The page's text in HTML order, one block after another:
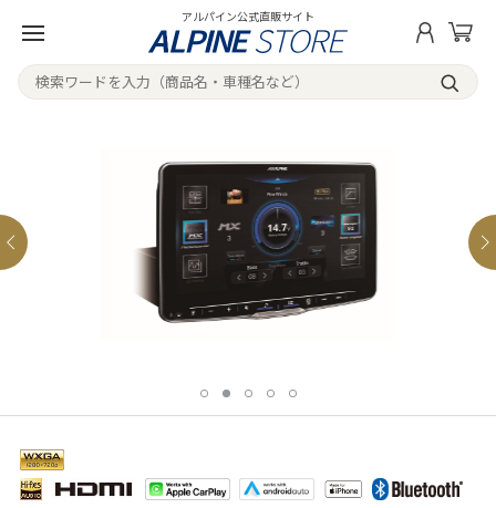
アルパイン公式直販サイト